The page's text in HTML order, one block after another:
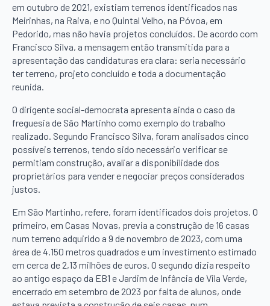
em outubro de 2021, existiam terrenos identificados nas
Meirinhas, na Raiva, e no Quintal Velho, na Póvoa, em
Pedorido, mas não havia projetos concluídos. De acordo com
Francisco Silva, a mensagem então transmitida para a
apresentação das candidaturas era clara: seria necessário
ter terreno, projeto concluído e toda a documentação
reunida.
O dirigente social-democrata apresenta ainda o caso da
freguesia de São Martinho como exemplo do trabalho
realizado. Segundo Francisco Silva, foram analisados cinco
possíveis terrenos, tendo sido necessário verificar se
permitiam construção, avaliar a disponibilidade dos
proprietários para vender e negociar preços considerados
justos.
Em São Martinho, refere, foram identificados dois projetos. O
primeiro, em Casas Novas, previa a construção de 16 casas
num terreno adquirido a 9 de novembro de 2023, com uma
área de 4.150 metros quadrados e um investimento estimado
em cerca de 2,13 milhões de euros. O segundo dizia respeito
ao antigo espaço da EB1 e Jardim de Infância de Vila Verde,
encerrado em setembro de 2023 por falta de alunos, onde